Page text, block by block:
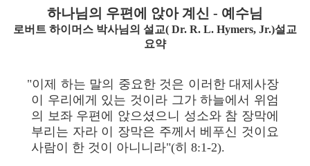
하나님의 우편에 앉아 계신 - 예수님
로버트 하이머스 박사님의 설교( Dr. R. L. Hymers, Jr.)설교
요약
"이제 하는 말의 중요한 것은 이러한 대제사장
이 우리에게 있는 것이라 그가 하늘에서 위엄
의 보좌 우편에 앉으셨으니 성소와 참 장막에
부리는 자라 이 장막은 주께서 베푸신 것이요
사람이 한 것이 아니니라"(히 8:1-2).